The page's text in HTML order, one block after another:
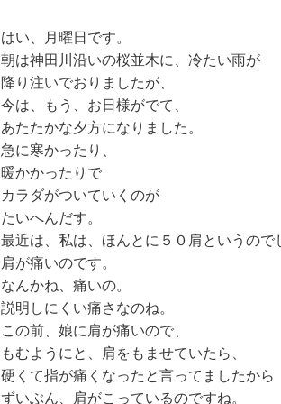
はい、月曜日です。
朝は神田川沿いの桜並木に、冷たい雨が
降り注いでおりましたが、
今は、もう、お日様がでて、
あたたかな夕方になりました。
急に寒かったり、
暖かかったりで
カラダがついていくのが
たいへんだす。
最近は、私は、ほんとに５０肩というので
肩が痛いのです。
なんかね、痛いの。
説明しにくい痛さなのね。
この前、娘に肩が痛いので、
もむようにと、肩をもませていたら、
硬くて指が痛くなったと言ってましたから
ずいぶん、肩がこっているのですね。